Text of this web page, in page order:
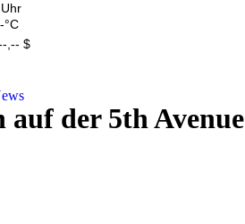
,-- $
der 5th